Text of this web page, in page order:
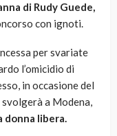
di Rudy Guede,
con ignoti.
per svariate
l’omicidio di
in occasione del
svolgerà a Modena,
donna libera.